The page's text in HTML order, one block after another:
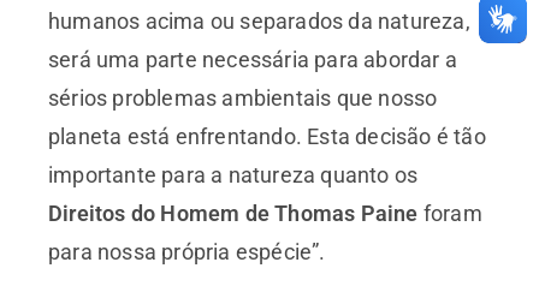
humanos acima ou separados da natureza,
será uma parte necessária para abordar a
sérios problemas ambientais que nosso
planeta está enfrentando. Esta decisão é tão
importante para a natureza quanto os
Direitos do Homem de Thomas Paine foram
para nossa própria espécie”.